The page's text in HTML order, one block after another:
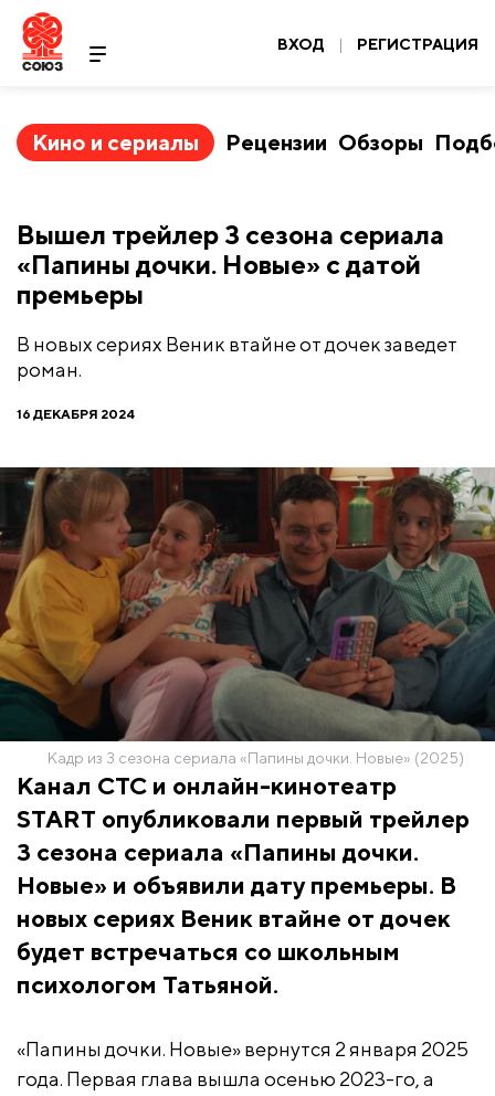
ВХОД | РЕГИСТРАЦИЯ
Кино и сериалы Рецензии Обзоры
Вышел трейлер 3 сезона сериала
«Папины дочки. Новые» с датой
премьеры
В новых сериях Веник втайне от дочек заведет
роман.
16 ДЕКАБРЯ 2024
Кадр из 3 сезона сериала «Папины дочки. Новые» (2025)
Канал СТС и онлайн-кинотеатр
START опубликовали первый трейлер
3 сезона сериала «Папины дочки.
Новые» и объявили дату премьеры. В
новых сериях Веник втайне от дочек
будет встречаться со школьным
психологом Татьяной.
«Папины дочки. Новые» вернутся 2 января 2025
года. Первая глава вышла осенью 2023-го, а